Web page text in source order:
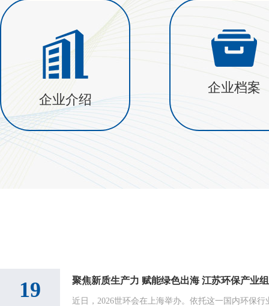
企业介绍
企业档案
19 聚焦新质生产力 赋能绿色出海 江苏环保产业
近日，2026世环会在上海举办。依托这一国内环保